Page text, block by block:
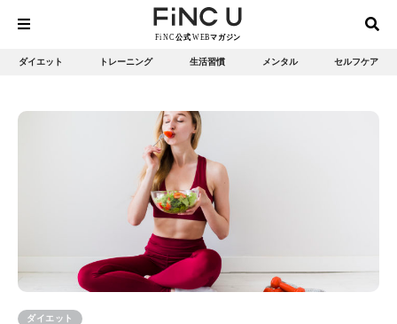
ダイエット トレーニング 生活習慣 メンタル セルフケア
ダイエット